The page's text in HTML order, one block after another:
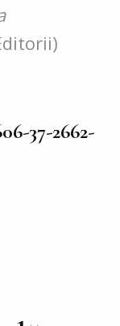
37-2662-